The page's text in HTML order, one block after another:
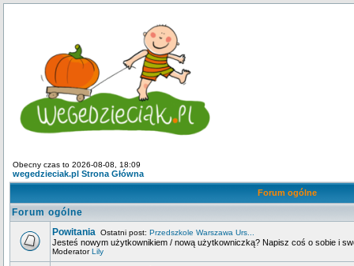
Obecny czas to 2026-08-08, 18:09
wegedzieciak.pl Strona Główna
Forum ogólne
Forum ogólne
Powitania Ostatni post: Przedszkole Warszawa Urs...
Jesteś nowym użytkownikiem / nową użytkowniczką? Napisz coś o sobie i
ModeratorLily